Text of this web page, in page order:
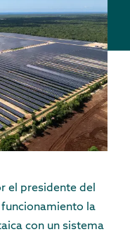
el presidente del
funcionamiento la
con un sistema